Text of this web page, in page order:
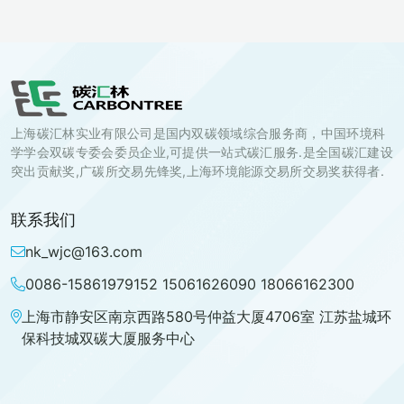
上海碳汇林实业有限公司是国内双碳领域综合服务商，中国环境科
学学会双碳专委会委员企业,可提供一站式碳汇服务.是全国碳汇建设
突出贡献奖,广碳所交易先锋奖,上海环境能源交易所交易奖获得者.
联系我们
nk_wjc@163.com
0086-15861979152 15061626090 18066162300
上海市静安区南京西路580号仲益大厦4706室 江苏盐城环
保科技城双碳大厦服务中心